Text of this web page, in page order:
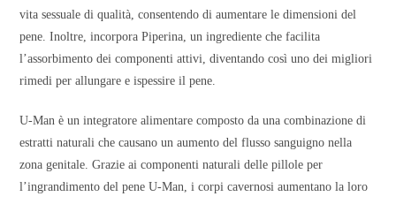
vita sessuale di qualità, consentendo di aumentare le dimensioni del
pene. Inoltre, incorpora Piperina, un ingrediente che facilita
l’assorbimento dei componenti attivi, diventando così uno dei migliori
rimedi per allungare e ispessire il pene.
U-Man è un integratore alimentare composto da una combinazione di
estratti naturali che causano un aumento del flusso sanguigno nella
zona genitale. Grazie ai componenti naturali delle pillole per
l’ingrandimento del pene U-Man, i corpi cavernosi aumentano la loro